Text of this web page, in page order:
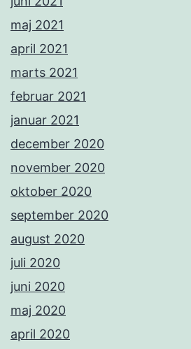
maj 2021
april 2021
marts 2021
februar 2021
januar 2021
december 2020
november 2020
oktober 2020
september 2020
august 2020
juli 2020
juni 2020
maj 2020
april 2020